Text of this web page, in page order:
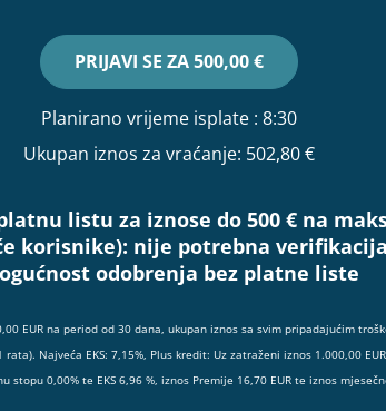
PRIJAVI SE ZA500,00 €
Planirano vrijeme isplate : 8:30
Ukupan iznos za vraćanje: 502,80 €
listu za iznose do 500 € na
korisnike): nije potrebna
odobrenja bez platne liste
EUR na period od 30 dana, ukupan iznos sa svim pripadajućim
Najveća EKS: 7,15%, Plus kredit: Uz zatraženi iznos 1.000,00
0,00% te EKS 6,96 %, iznos Premije 16,70 EUR te iznos